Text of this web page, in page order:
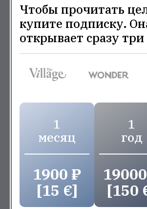
Чтобы прочитать
купите подписку.
открывает сразу
1
месяц
1900 ₽
[15 €]
1
год
[150